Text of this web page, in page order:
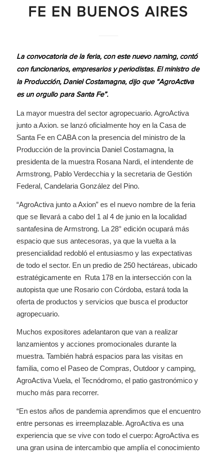
FE EN BUENOS AIRES
La convocatoria de la feria, con este nuevo naming, contó
con funcionarios, empresarios y periodistas. El ministro de
la Producción, Daniel Costamagna, dijo que “AgroActiva
es un orgullo para Santa Fe”.
La mayor muestra del sector agropecuario. AgroActiva
junto a Axion. se lanzó oficialmente hoy en la Casa de
Santa Fe en CABA con la presencia del ministro de la
Producción de la provincia Daniel Costamagna, la
presidenta de la muestra Rosana Nardi, el intendente de
Armstrong, Pablo Verdecchia y la secretaria de Gestión
Federal, Candelaria González del Pino.
“AgroActiva junto a Axion” es el nuevo nombre de la feria
que se llevará a cabo del 1 al 4 de junio en la localidad
santafesina de Armstrong. La 28° edición ocupará más
espacio que sus antecesoras, ya que la vuelta a la
presencialidad redobló el entusiasmo y las expectativas
de todo el sector. En un predio de 250 hectáreas, ubicado
estratégicamente en Ruta 178 en la intersección con la
autopista que une Rosario con Córdoba, estará toda la
oferta de productos y servicios que busca el productor
agropecuario.
Muchos expositores adelantaron que van a realizar
lanzamientos y acciones promocionales durante la
muestra. También habrá espacios para las visitas en
familia, como el Paseo de Compras, Outdoor y camping,
AgroActiva Vuela, el Tecnódromo, el patio gastronómico y
mucho más para recorrer.
“En estos años de pandemia aprendimos que el encuentro
entre personas es irreemplazable. AgroActiva es una
experiencia que se vive con todo el cuerpo: AgroActiva es
una gran usina de intercambio que amplía el conocimiento